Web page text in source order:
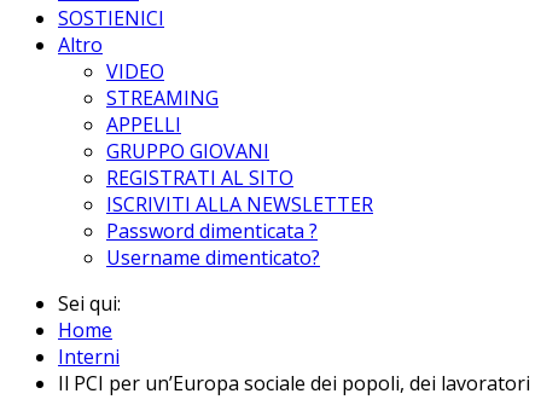
SOSTIENICI
Altro
VIDEO
STREAMING
APPELLI
GRUPPO GIOVANI
REGISTRATI AL SITO
ISCRIVITI ALLA NEWSLETTER
Password dimenticata ?
Username dimenticato?
Sei qui:
Home
Interni
Il PCI per un’Europa sociale dei popoli, dei lavoratori